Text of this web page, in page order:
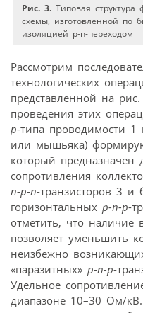
Рис. 3. Типовая структура
схемы, изготовленной по
изоляцией p-n-переходом
Рассмотрим
технологических
представленной на
проведения этих
p-типа проводимости
или мышьяка)
который предназначен
сопротивления
n-p-n-транзисторов 3 и
горизонтальных p-n-p-
отметить, что наличие
позволяет уменьшить
неизбежно
«паразитных» p-n-p-
Удельное
диапазоне 10–30 Ом/